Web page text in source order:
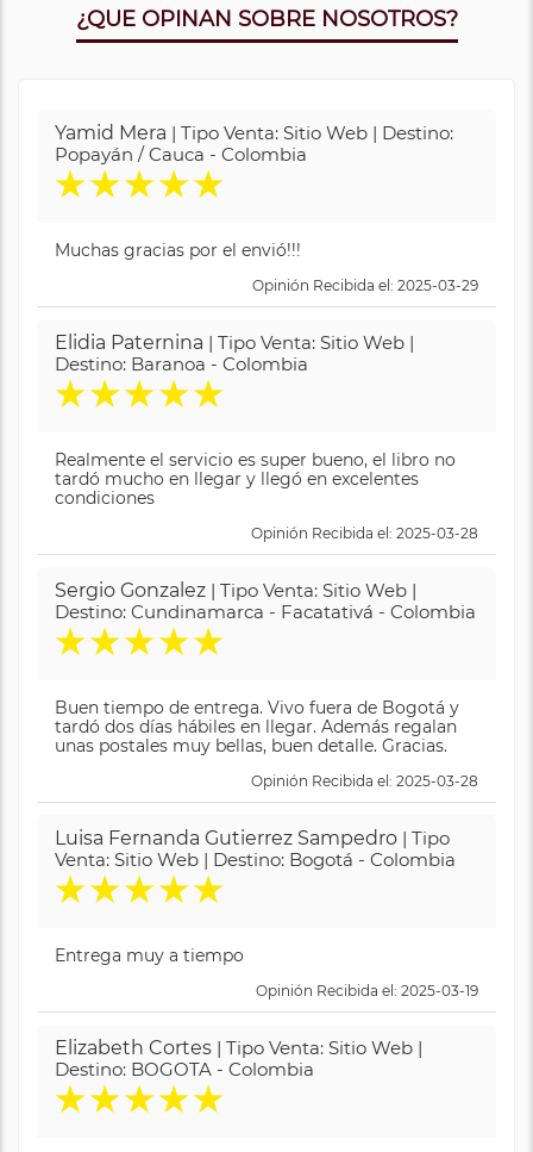
¿QUE OPINAN SOBRE NOSOTROS?
Yamid Mera | Tipo Venta: Sitio Web | Destino:
Popayán / Cauca - Colombia
★★★★★
Muchas gracias por el envió!!!
Opinión Recibida el: 2025-03-29
Elidia Paternina | Tipo Venta: Sitio Web |
Destino: Baranoa - Colombia
★★★★★
Realmente el servicio es super bueno, el libro no
tardó mucho en llegar y llegó en excelentes
condiciones
Opinión Recibida el: 2025-03-28
Sergio Gonzalez | Tipo Venta: Sitio Web |
Destino: Cundinamarca - Facatativá - Colombia
★★★★★
Buen tiempo de entrega. Vivo fuera de Bogotá y
tardó dos días hábiles en llegar. Además regalan
unas postales muy bellas, buen detalle. Gracias.
Opinión Recibida el: 2025-03-28
Luisa Fernanda Gutierrez Sampedro | Tipo
Venta: Sitio Web | Destino: Bogotá - Colombia
★★★★★
Entrega muy a tiempo
Opinión Recibida el: 2025-03-19
Elizabeth Cortes | Tipo Venta: Sitio Web |
Destino: BOGOTA - Colombia
★★★★★